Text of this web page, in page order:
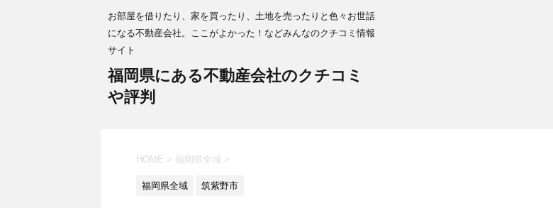
お部屋を借りたり、家を買ったり、土地を売ったりと色々お世話
になる不動産会社。ここがよかった！などみんなのクチコミ情報
サイト
福岡県にある不動産会社のクチコミ
や評判
HOME > 福岡県全域 >
福岡県全域 筑紫野市